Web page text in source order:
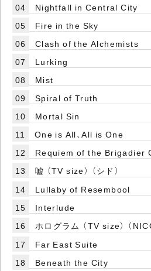
04
Nightfall in Central City
05
Fire in the Sky
06
Clash of the Alchemists
07
Lurking
08
Mist
09
Spiral of Truth
10
Mortal Sin
11
One is All、All is One
12
Requiem of the Brigadier
13
嘘 （TV size） （シド）
14
Lullaby of Resembool
15
Interlude
16
ホログラム （TV size） （
17
Far East Suite
18
Beneath the City